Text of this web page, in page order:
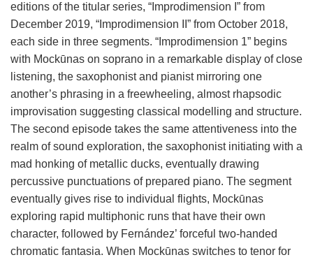
editions of the titular series, “Improdimension I” from
December 2019, “Improdimension II” from October 2018,
each side in three segments. “Improdimension 1” begins
with Mockūnas on soprano in a remarkable display of close
listening, the saxophonist and pianist mirroring one
another’s phrasing in a freewheeling, almost rhapsodic
improvisation suggesting classical modelling and structure.
The second episode takes the same attentiveness into the
realm of sound exploration, the saxophonist initiating with a
mad honking of metallic ducks, eventually drawing
percussive punctuations of prepared piano. The segment
eventually gives rise to individual flights, Mockūnas
exploring rapid multiphonic runs that have their own
character, followed by Fernández’ forceful two-handed
chromatic fantasia. When Mockūnas switches to tenor for